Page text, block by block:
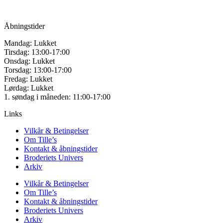
Åbningstider
Mandag: Lukket
Tirsdag: 13:00-17:00
Onsdag: Lukket
Torsdag: 13:00-17:00
Fredag: Lukket
Lørdag: Lukket
1. søndag i måneden: 11:00-17:00
Links
Vilkår & Betingelser
Om Tille’s
Kontakt & åbningstider
Broderiets Univers
Arkiv
Vilkår & Betingelser
Om Tille’s
Kontakt & åbningstider
Broderiets Univers
Arkiv